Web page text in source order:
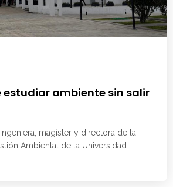
estudiar ambiente sin salir
ingeniera, magíster y directora de la
Ambiental de la Universidad